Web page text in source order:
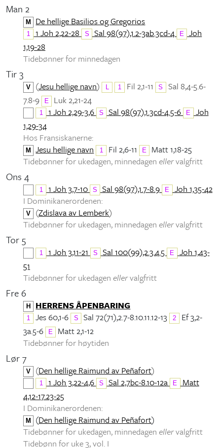
Man 2
M De hellige Basilios og Gregorios
1 1 Joh 2,22-28 S Sal 98(97),1.2-3ab.3cd-4 E
Joh
1,19-28
Tidebønner for minnedagen
Tir 3
V (Jesu hellige navn) L 1 Fil 2,1-11 S Sal 8,4-5.6-
7.8-9
E Luk 2,21-24
1 1 Joh 2,29-3,6 S Sal 98(97),1.3cd-4.5-6 E Joh
1,29-34
Hos Fransiskanerne:
M Jesu hellige navn 1 Fil 2,6-11 E
Matt 1,18-25
Tidebønner for ukedagen, minnedagen ellervalgfritt
Ons 4
1 1 Joh 3,7-10 S Sal 98(97),1.7-8.9 E Joh 1,35-42
I Dominikanerordenen:
V (Zdislava av Lemberk)
Tidebønner for ukedagen, minnedagen ellervalgfritt
Tor 5
1 1 Joh 3,11-21 S Sal 100(99),2.3.4.5 E Joh 1,43-
51
Tidebønner for ukedagen ellervalgfritt
Fre 6
H HERRENS ÅPENBARING
1 Jes 60,1-6 S Sal 72(71),2.7-8.10.11.12-13 2
Ef 3,2-
3a.5-6
E
Matt 2,1-12
Tidebønner for høytiden
Lør 7
V (Den hellige Raimund av Peñafort)
1 1 Joh 3,22-4,6 S Sal 2,7bc-8.10-12a E Matt
4,12-17.23-25
I Dominikanerordenen:
M (Den hellige Raimund av Peñafort)
Tidebønner for ukedagen, minnedagen ellervalgfritt
Tidebønn for uke 3, vol. I